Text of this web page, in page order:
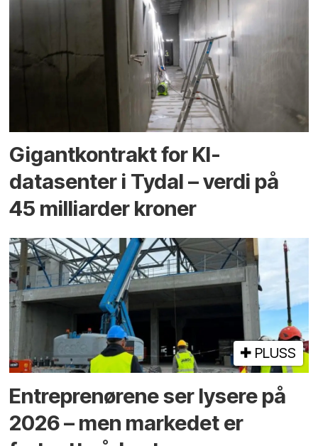
Gigantkontrakt for KI-
datasenter i Tydal – verdi på
45 milliarder kroner
PLUSS
Entreprenørene ser lysere på
2026 – men markedet er